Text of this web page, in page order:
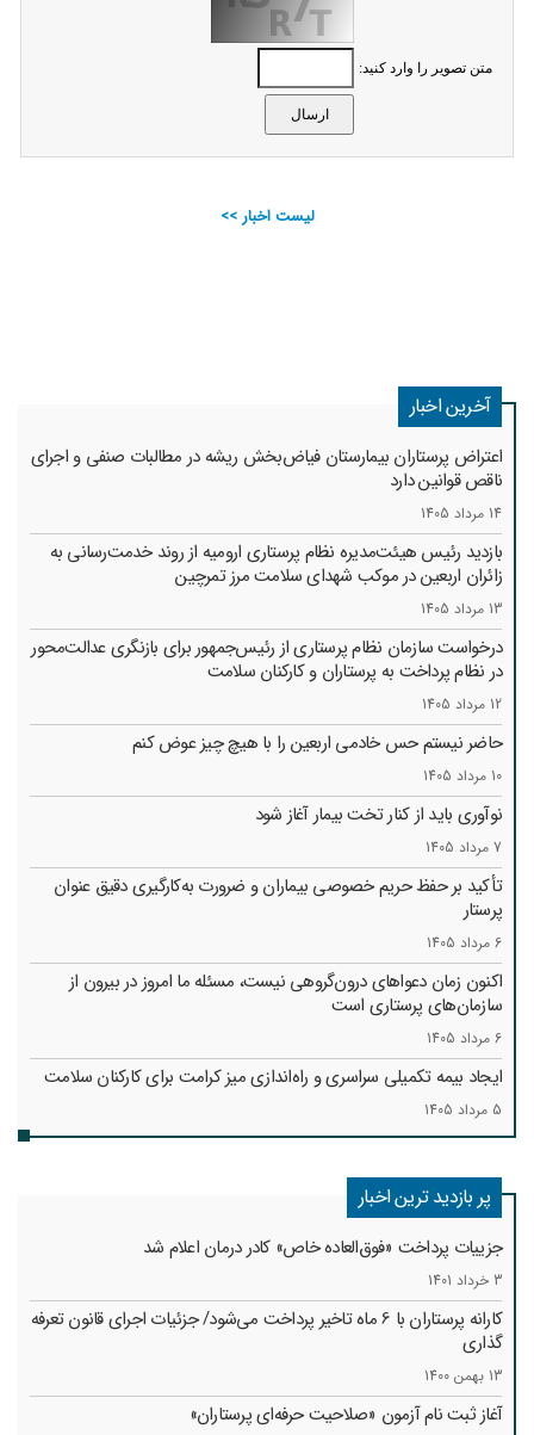
متن تصویر را وارد کنید:
لیست اخبار >>
آخرین اخبار
اعتراض پرستاران بیمارستان فیاض‌بخش ریشه در مطالبات صنفی و اجرای
ناقص قوانین دارد
14 مرداد 1405
بازدید رئیس هیئت‌مدیره نظام پرستاری ارومیه از روند خدمت‌رسانی به
زائران اربعین در موکب شهدای سلامت مرز تمرچین
13 مرداد 1405
درخواست سازمان نظام پرستاری از رئیس‌جمهور برای بازنگری عدالت‌محور
در نظام پرداخت به پرستاران و کارکنان سلامت
12 مرداد 1405
حاضر نیستم حس خادمی اربعین را با هیچ چیز عوض کنم
10 مرداد 1405
نوآوری باید از کنار تخت بیمار آغاز شود
7 مرداد 1405
تأکید بر حفظ حریم خصوصی بیماران و ضرورت به‌کارگیری دقیق عنوان
پرستار
6 مرداد 1405
اکنون زمان دعواهای درون‌گروهی نیست، مسئله ما امروز در بیرون از
سازمان‌های پرستاری است
6 مرداد 1405
ایجاد بیمه تکمیلی سراسری و راه‌اندازی میز کرامت برای کارکنان سلامت
5 مرداد 1405
پر بازدید ترین اخبار
جزییات پرداخت «فوق‌العاده خاص» کادر درمان اعلام شد
3 خرداد 1401
کارانه‌ پرستاران با 6 ماه تاخیر پرداخت می‌شود/ جزئیات اجرای قانون تعرفه
گذاری
13 بهمن 1400
آغاز ثبت نام آزمون «صلاحیت حرفه‌ای پرستاران»